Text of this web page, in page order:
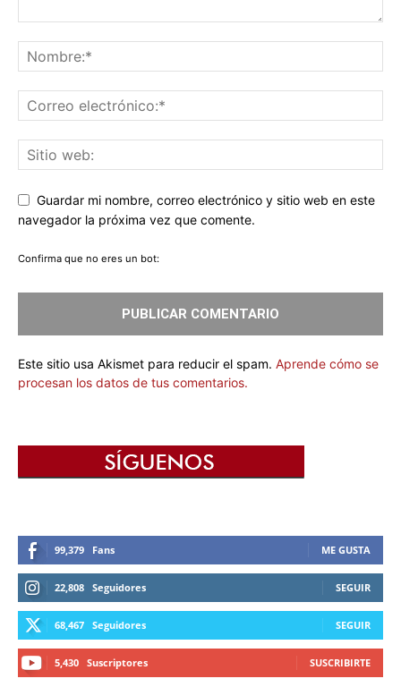
Guardar mi nombre, correo electrónico y sitio web en este
navegador la próxima vez que comente.
Confirma que no eres un bot:
Este sitio usa Akismet para reducir el spam. Aprende cómo se
procesan los datos de tus comentarios.
99,379 Fans ME GUSTA
22,808 Seguidores SEGUIR
68,467 Seguidores SEGUIR
5,430 Suscriptores SUSCRIBIRTE